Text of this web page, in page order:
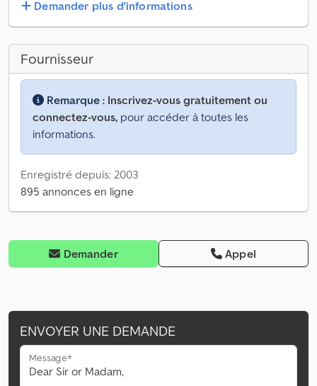
Demander plus d'informations
Fournisseur
Remarque : Inscrivez-vous gratuitement ou
connectez-vous, pour accéder à toutes les
informations.
Enregistré depuis: 2003
895 annonces en ligne
Demander Appel
ENVOYER UNE DEMANDE
Message*